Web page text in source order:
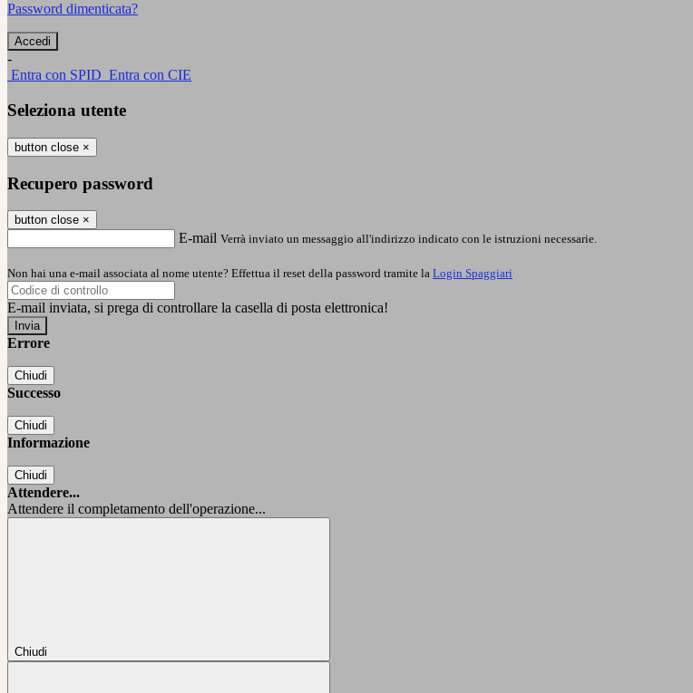
Password dimenticata?
-
Entra con SPID Entra con CIE
Seleziona utente
button close ×
Recupero password
button close ×
E-mail Verrà inviato un messaggio all'indirizzo indicato con le istruzioni necessarie.
Non hai una e-mail associata al nome utente? Effettua il reset della password tramite la Login Spaggiari
E-mail inviata, si prega di controllare la casella di posta elettronica!
Errore
Chiudi
Successo
Chiudi
Informazione
Chiudi
Attendere...
Attendere il completamento dell'operazione...
Chiudi